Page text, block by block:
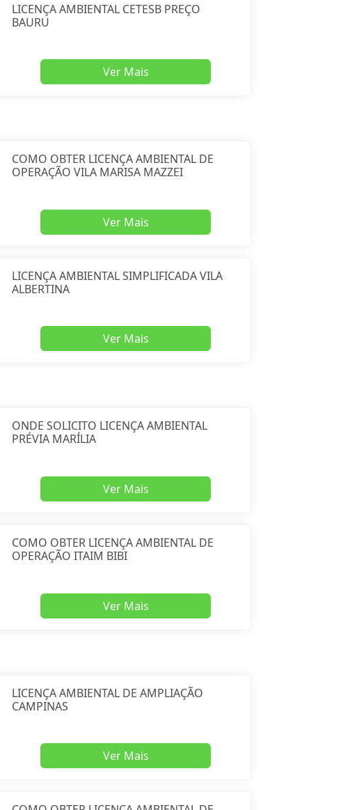
LICENÇA AMBIENTAL CETESB PREÇO
BAURU
Ver Mais
COMO OBTER LICENÇA AMBIENTAL DE
OPERAÇÃO VILA MARISA MAZZEI
Ver Mais
LICENÇA AMBIENTAL SIMPLIFICADA VILA
ALBERTINA
Ver Mais
ONDE SOLICITO LICENÇA AMBIENTAL
PRÉVIA MARÍLIA
Ver Mais
COMO OBTER LICENÇA AMBIENTAL DE
OPERAÇÃO ITAIM BIBI
Ver Mais
LICENÇA AMBIENTAL DE AMPLIAÇÃO
CAMPINAS
Ver Mais